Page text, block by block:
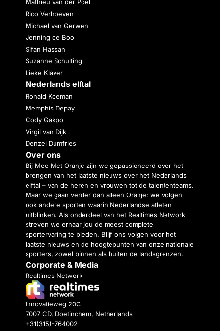
Mathieu van der Poel
Rico Verhoeven
Michael van Gerwen
Jenning de Boo
Sifan Hassan
Suzanne Schulting
Lieke Klaver
Nederlands elftal
Ronald Koeman
Memphis Depay
Cody Gakpo
Virgil van Dijk
Denzel Dumfries
Over ons
Bij Mee Met Oranje zijn we gepassioneerd over het
brengen van het laatste nieuws over het Nederlands
elftal – van de heren en vrouwen tot de talententeams.
Maar we gaan verder dan alleen Oranje: we volgen
ook andere sporten waarin Nederlandse atleten
uitblinken. Als onderdeel van het Realtimes Network
streven we ernaar jou de meest complete
sportervaring te bieden. Blijf ons volgen voor het
laatste nieuws en de hoogtepunten van onze nationale
sporters, zowel binnen als buiten de landsgrenzen.
Corporate & Media
Realtimes Network
Innovatieweg 20C
7007 CD, Doetinchem, Netherlands
+31(315)-764002